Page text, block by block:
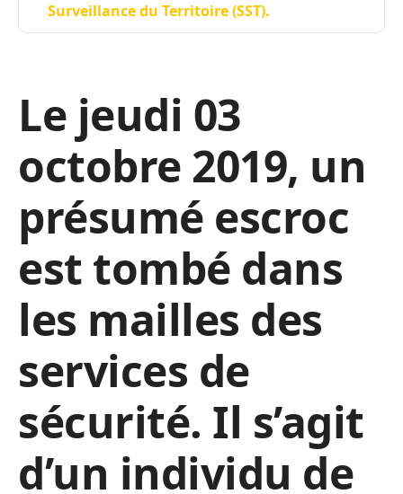
Surveillance du Territoire (SST).
Le jeudi 03
octobre 2019, un
présumé escroc
est tombé dans
les mailles des
services de
sécurité. Il s’agit
d’un individu de